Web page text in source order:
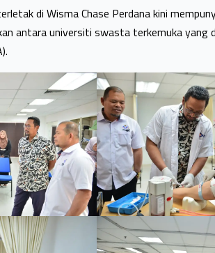
di Wisma Chase Perdana kini
antara universiti swasta terkemuka